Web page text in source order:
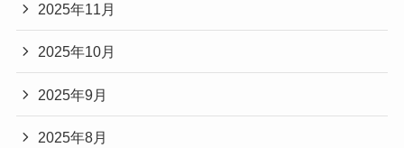
2025年11月
2025年10月
2025年9月
2025年8月